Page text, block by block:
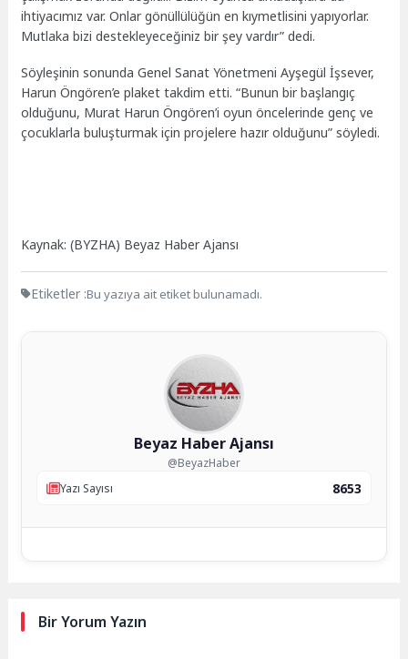
ihtiyacımız var. Onlar gönüllülüğün en kıymetlisini yapıyorlar.
Mutlaka bizi destekleyeceğiniz bir şey vardır” dedi.
Söyleşinin sonunda Genel Sanat Yönetmeni Ayşegül İşsever,
Harun Öngören’e plaket takdim etti. “Bunun bir başlangıç
olduğunu, Murat Harun Öngören’i oyun öncelerinde genç ve
çocuklarla buluşturmak için projelere hazır olduğunu” söyledi.
Kaynak: (BYZHA) Beyaz Haber Ajansı
Etiketler :Bu yazıya ait etiket bulunamadı.
Beyaz Haber Ajansı
@BeyazHaber
Yazı Sayısı
8653
Bir Yorum Yazın